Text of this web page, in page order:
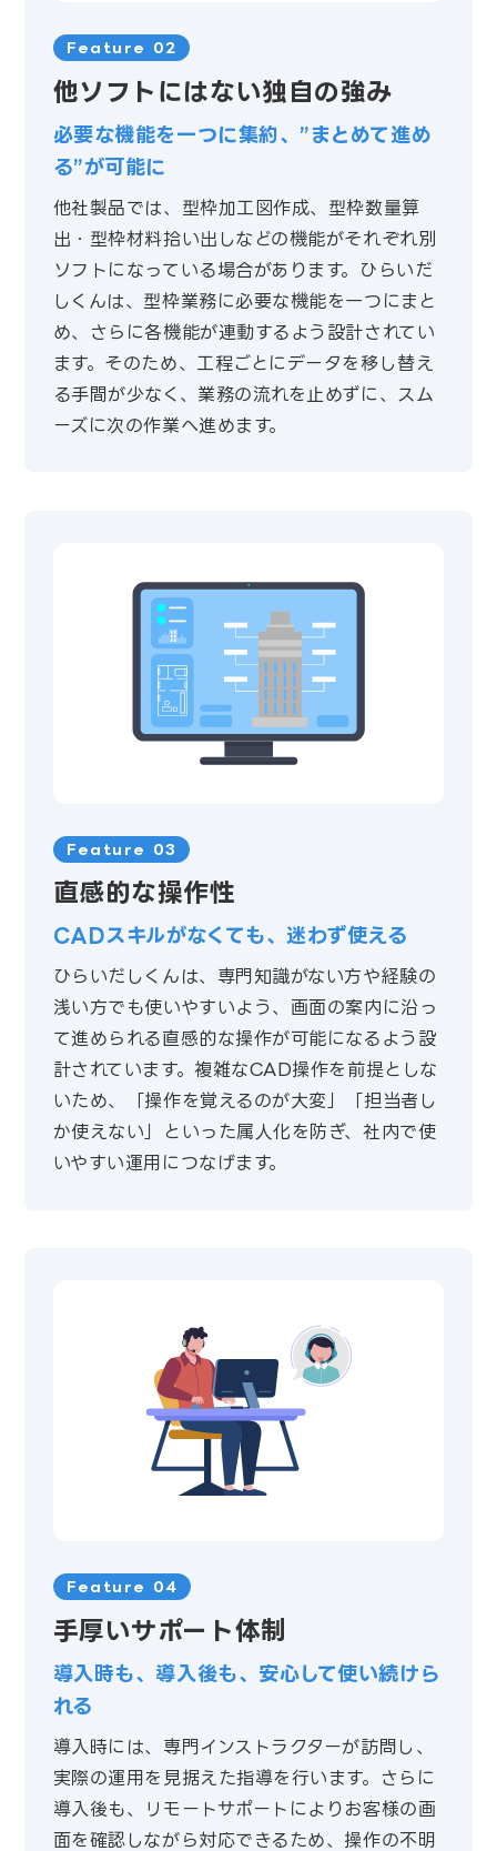
Feature 02
他ソフトにはない独自の強み
必要な機能を一つに集約、”まとめて進め
る”が可能に
他社製品では、型枠加工図作成、型枠数量算
出・型枠材料拾い出しなどの機能がそれぞれ別
ソフトになっている場合があります。ひらいだ
しくんは、型枠業務に必要な機能を一つにまと
め、さらに各機能が連動するよう設計されてい
ます。そのため、工程ごとにデータを移し替え
る手間が少なく、業務の流れを止めずに、スム
ーズに次の作業へ進めます。
Feature 03
直感的な操作性
CADスキルがなくても、迷わず使える
ひらいだしくんは、専門知識がない方や経験の
浅い方でも使いやすいよう、画面の案内に沿っ
て進められる直感的な操作が可能になるよう設
計されています。複雑なCAD操作を前提としな
いため、「操作を覚えるのが大変」「担当者し
か使えない」といった属人化を防ぎ、社内で使
いやすい運用につなげます。
Feature 04
手厚いサポート体制
導入時も、導入後も、安心して使い続けら
れる
導入時には、専門インストラクターが訪問し、
実際の運用を見据えた指導を行います。さらに
導入後も、リモートサポートによりお客様の画
面を確認しながら対応できるため、操作の不明